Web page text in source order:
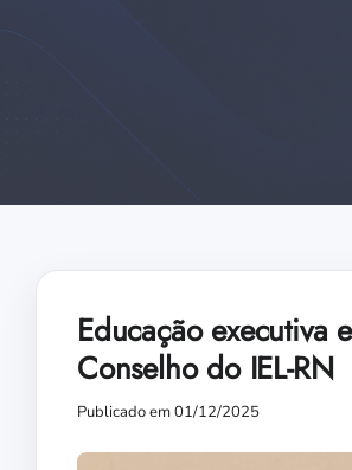
Educação
Conselho do IEL-RN
Publicado em 01/12/2025